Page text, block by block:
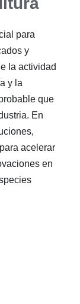
para
y
la actividad
y la
que
En
acelerar
en